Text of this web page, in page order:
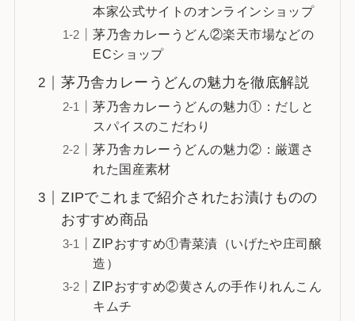
本家公式サイトのオンラインショップ
茅乃舎カレーうどん②楽天市場などの
ECショップ
茅乃舎カレーうどんの魅力を徹底解説
茅乃舎カレーうどんの魅力①：だしと
スパイスのこだわり
茅乃舎カレーうどんの魅力②：厳選さ
れた国産素材
ZIPでこれまで紹介されたお漬けものの
おすすめ商品
ZIPおすすめ①青菜漬（いげたや庄司醸
造）
ZIPおすすめ②黄さんの手作りれんこん
キムチ